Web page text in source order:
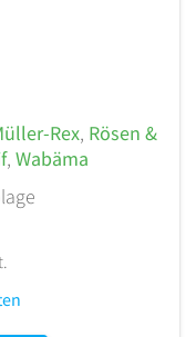
Rex, Rösen &
, Wabäma